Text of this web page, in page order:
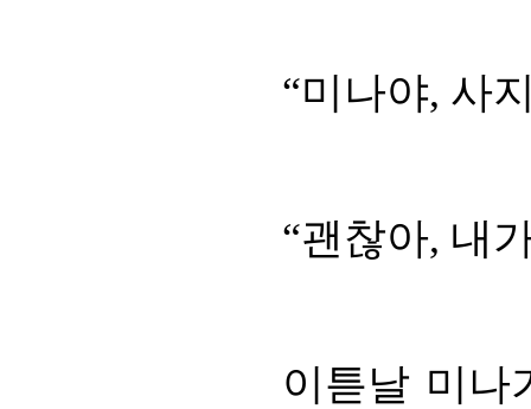
“미나야, 사
“괜찮아, 내
이튿날 미나